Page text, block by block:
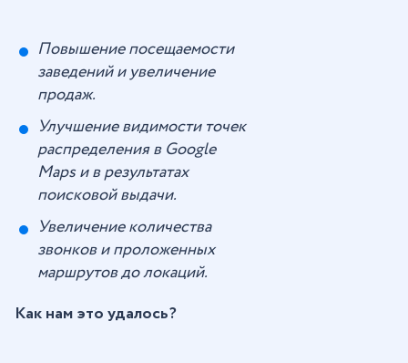
Повышение посещаемости
заведений и увеличение
продаж.
Улучшение видимости точек
распределения в Google
Maps и в результатах
поисковой выдачи.
Увеличение количества
звонков и проложенных
маршрутов до локаций.
Как нам это удалось?